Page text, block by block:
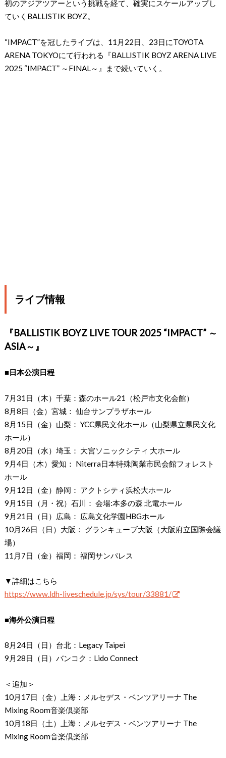
初のアジアツアーという挑戦を経て、確実にスケールアップし
ていくBALLISTIK BOYZ。
“IMPACT”を冠したライブは、11月22日、23日にTOYOTA
ARENA TOKYOにて行われる『BALLISTIK BOYZ ARENA LIVE
2025 “IMPACT” ～FINAL～』まで続いていく。
ライブ情報
『BALLISTIK BOYZ LIVE TOUR 2025 “IMPACT” ～
ASIA～』
■日本公演日程
7月31日（木）千葉：森のホール21（松戸市文化会館）
8月8日（金）宮城： 仙台サンプラザホール
8月15日（金）山梨： YCC県民文化ホール（山梨県立県民文化
ホール）
8月20日（水）埼玉： 大宮ソニックシティ 大ホール
9月4日（木）愛知： Niterra日本特殊陶業市民会館フォレスト
ホール
9月12日（金）静岡： アクトシティ浜松大ホール
9月15日（月・祝）石川： 会場:本多の森 北電ホール
9月21日（日）広島： 広島文化学園HBGホール
10月26日（日）大阪： グランキューブ大阪（大阪府立国際会議
場）
11月7日（金）福岡： 福岡サンパレス
▼詳細はこちら
https://www.ldh-liveschedule.jp/sys/tour/33881/
■海外公演日程
8月24日（日）台北：Legacy Taipei
9月28日（日）バンコク：Lido Connect
＜追加＞
10月17日（金）上海：メルセデス・ベンツアリーナ The
Mixing Room音楽倶楽部
10月18日（土）上海：メルセデス・ベンツアリーナ The
Mixing Room音楽倶楽部